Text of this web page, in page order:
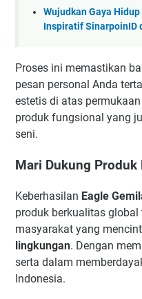
Wujudkan Gaya
Inspiratif SinarpoinID
Proses ini memastikan
pesan personal Anda
estetis di atas
produk fungsional yang
seni.
Mari Dukung Produk
Keberhasilan Eagle
produk berkualitas
masyarakat yang
lingkungan. Dengan
serta dalam
Indonesia.